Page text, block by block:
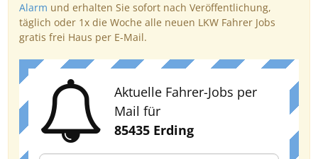
Alarm und erhalten Sie sofort nach Veröffentlichung,
täglich oder 1x die Woche alle neuen LKW Fahrer Jobs
gratis frei Haus per E-Mail.
Aktuelle Fahrer-Jobs per
Mail für
85435 Erding